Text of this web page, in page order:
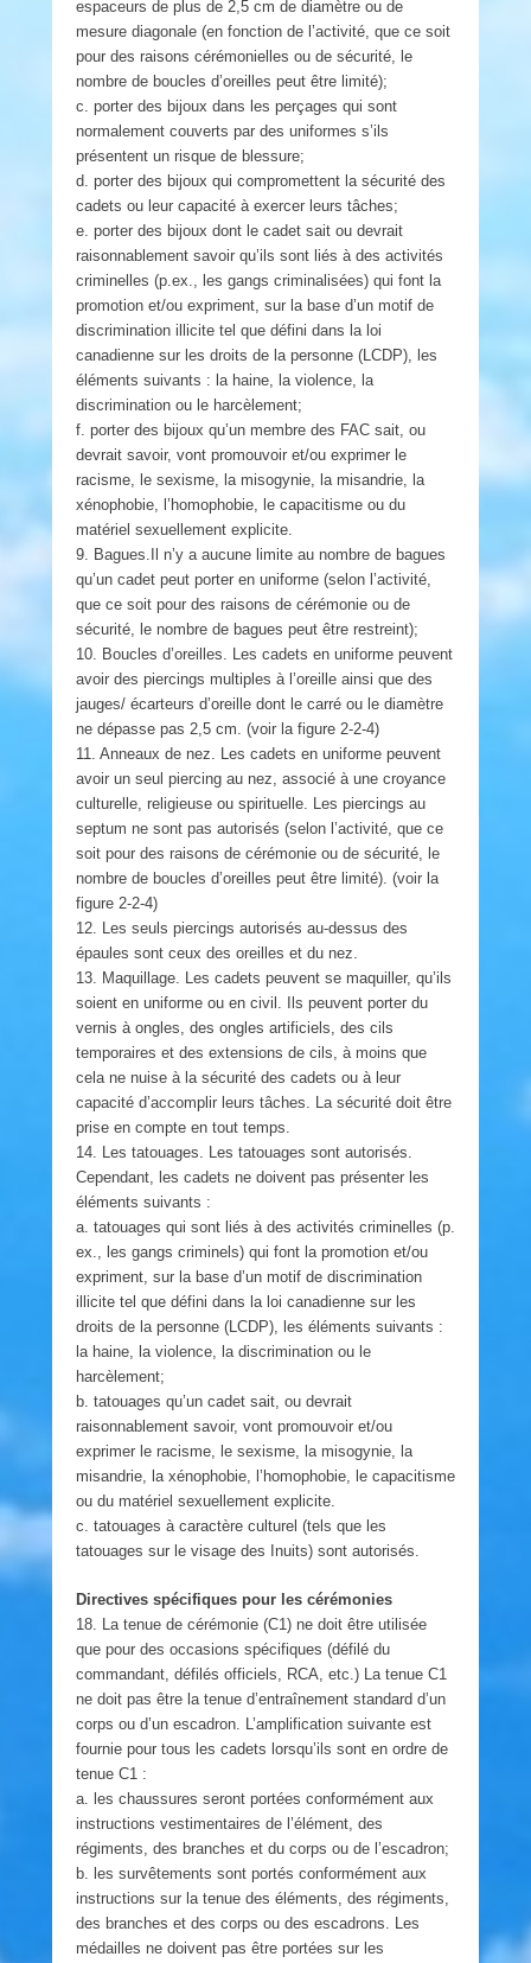
espaceurs de plus de 2,5 cm de diamètre ou de
mesure diagonale (en fonction de l’activité, que ce soit
pour des raisons cérémonielles ou de sécurité, le
nombre de boucles d’oreilles peut être limité);
c. porter des bijoux dans les perçages qui sont
normalement couverts par des uniformes s’ils
présentent un risque de blessure;
d. porter des bijoux qui compromettent la sécurité des
cadets ou leur capacité à exercer leurs tâches;
e. porter des bijoux dont le cadet sait ou devrait
raisonnablement savoir qu’ils sont liés à des activités
criminelles (p.ex., les gangs criminalisées) qui font la
promotion et/ou expriment, sur la base d’un motif de
discrimination illicite tel que défini dans la loi
canadienne sur les droits de la personne (LCDP), les
éléments suivants : la haine, la violence, la
discrimination ou le harcèlement;
f. porter des bijoux qu’un membre des FAC sait, ou
devrait savoir, vont promouvoir et/ou exprimer le
racisme, le sexisme, la misogynie, la misandrie, la
xénophobie, l’homophobie, le capacitisme ou du
matériel sexuellement explicite.
9. Bagues.Il n’y a aucune limite au nombre de bagues
qu’un cadet peut porter en uniforme (selon l’activité,
que ce soit pour des raisons de cérémonie ou de
sécurité, le nombre de bagues peut être restreint);
10. Boucles d’oreilles. Les cadets en uniforme peuvent
avoir des piercings multiples à l’oreille ainsi que des
jauges/ écarteurs d’oreille dont le carré ou le diamètre
ne dépasse pas 2,5 cm. (voir la figure 2-2-4)
11. Anneaux de nez. Les cadets en uniforme peuvent
avoir un seul piercing au nez, associé à une croyance
culturelle, religieuse ou spirituelle. Les piercings au
septum ne sont pas autorisés (selon l’activité, que ce
soit pour des raisons de cérémonie ou de sécurité, le
nombre de boucles d’oreilles peut être limité). (voir la
figure 2-2-4)
12. Les seuls piercings autorisés au-dessus des
épaules sont ceux des oreilles et du nez.
13. Maquillage. Les cadets peuvent se maquiller, qu’ils
soient en uniforme ou en civil. Ils peuvent porter du
vernis à ongles, des ongles artificiels, des cils
temporaires et des extensions de cils, à moins que
cela ne nuise à la sécurité des cadets ou à leur
capacité d’accomplir leurs tâches. La sécurité doit être
prise en compte en tout temps.
14. Les tatouages. Les tatouages sont autorisés.
Cependant, les cadets ne doivent pas présenter les
éléments suivants :
a. tatouages qui sont liés à des activités criminelles (p.
ex., les gangs criminels) qui font la promotion et/ou
expriment, sur la base d’un motif de discrimination
illicite tel que défini dans la loi canadienne sur les
droits de la personne (LCDP), les éléments suivants :
la haine, la violence, la discrimination ou le
harcèlement;
b. tatouages qu’un cadet sait, ou devrait
raisonnablement savoir, vont promouvoir et/ou
exprimer le racisme, le sexisme, la misogynie, la
misandrie, la xénophobie, l’homophobie, le capacitisme
ou du matériel sexuellement explicite.
c. tatouages à caractère culturel (tels que les
tatouages sur le visage des Inuits) sont autorisés.
Directives spécifiques pour les cérémonies
18. La tenue de cérémonie (C1) ne doit être utilisée
que pour des occasions spécifiques (défilé du
commandant, défilés officiels, RCA, etc.) La tenue C1
ne doit pas être la tenue d’entraînement standard d’un
corps ou d’un escadron. L’amplification suivante est
fournie pour tous les cadets lorsqu’ils sont en ordre de
tenue C1 :
a. les chaussures seront portées conformément aux
instructions vestimentaires de l’élément, des
régiments, des branches et du corps ou de l’escadron;
b. les survêtements sont portés conformément aux
instructions sur la tenue des éléments, des régiments,
des branches et des corps ou des escadrons. Les
médailles ne doivent pas être portées sur les